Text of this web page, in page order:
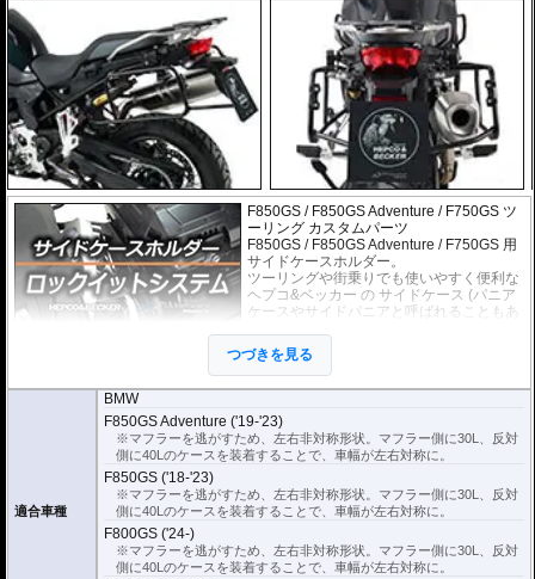
F850GS / F850GS Adventure / F750GS ツ
ーリング カスタムパーツ
F850GS / F850GS Adventure / F750GS 用
サイドケースホルダー。
ツーリングや街乗りでも使いやすく便利な
ヘプコ&ベッカー のサイドケース (パニア
ケースやサイドパニアと呼ばれることもあ
のない時には、ケースだけでなく、ホルダ
ー自体も簡単に取り外すことのできる、
「ロックイットシステム」を採用していま
す。
や街乗りに合わせて使いやすく便利だと好評です。
フレームはパイプ内部に性質の異なる特殊強化パイプをさらに1本追加させた2
重構造を採用。堅牢且つ利便性に優れた商品です。
高耐久パウダー塗装仕上げ。
※ケースのラインナップはこちらからご確認ください
※サイドケースホルダー用アダプターはケースに付属しています。 詳細はこ
つづきを見る
適合車種
BMW
F850GS Adventure ('19-'23)
※マフラーを逃がすため、左右非対称形状。マフラー側に30L、反対
側に40Lのケースを装着することで、車幅が左右対称に。
F850GS ('18-'23)
※マフラーを逃がすため、左右非対称形状。マフラー側に30L、反対
側に40Lのケースを装着することで、車幅が左右対称に。
F800GS ('24-)
※マフラーを逃がすため、左右非対称形状。マフラー側に30L、反対
側に40Lのケースを装着することで、車幅が左右対称に。